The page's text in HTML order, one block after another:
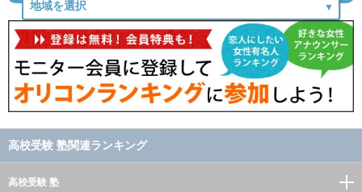
高校受験 塾関連ランキング
高校受験 塾